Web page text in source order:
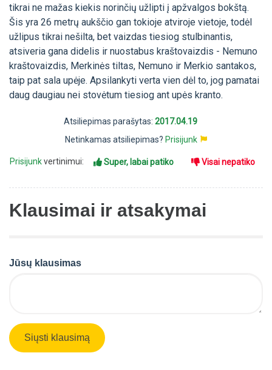
tikrai ne mažas kiekis norinčių užlipti į apžvalgos bokštą.
Šis yra 26 metrų aukščio gan tokioje atviroje vietoje, todėl
užlipus tikrai nešilta, bet vaizdas tiesiog stulbinantis,
atsiveria gana didelis ir nuostabus kraštovaizdis - Nemuno
kraštovaizdis, Merkinės tiltas, Nemuno ir Merkio santakos,
taip pat sala upėje. Apsilankyti verta vien dėl to, jog pamatai
daug daugiau nei stovėtum tiesiog ant upės kranto.
Atsiliepimas parašytas: 2017.04.19
Netinkamas atsiliepimas? Prisijunk
Prisijunkvertinimui: Super, labai patiko Visai nepatiko
Klausimai ir atsakymai
Jūsų klausimas